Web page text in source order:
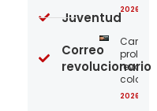
2026-
Carta
2026-
Juventud
Correo
revolucionario